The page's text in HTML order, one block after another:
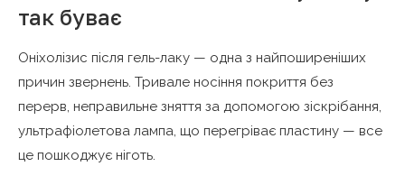
так буває
Оніхолізис після гель-лаку — одна з найпоширеніших
причин звернень. Тривале носіння покриття без
перерв, неправильне зняття за допомогою зіскрібання,
ультрафіолетова лампа, що перегріває пластину — все
це пошкоджує ніготь.